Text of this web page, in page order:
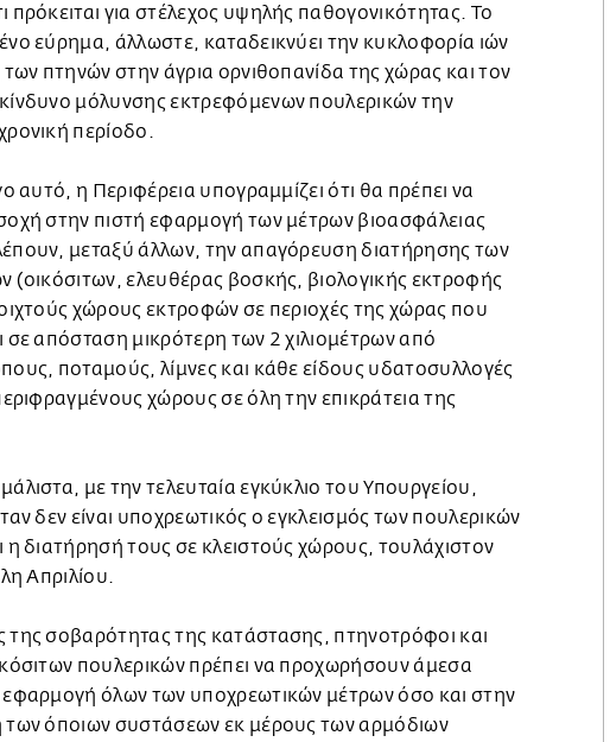
πρόκειται για στέλεχος υψηλής παθογονικότητας. Το
εύρημα, άλλωστε, καταδεικνύει την κυκλοφορία ιών
των πτηνών στην άγρια ορνιθοπανίδα της χώρας και τον
μόλυνσης εκτρεφόμενων πουλερικών την
περίοδο.
αυτό, η Περιφέρεια υπογραμμίζει ότι θα πρέπει να
στην πιστή εφαρμογή των μέτρων βιοασφάλειας
μεταξύ άλλων, την απαγόρευση διατήρησης των
(οικόσιτων, ελευθέρας βοσκής, βιολογικής εκτροφής
χώρους εκτροφών σε περιοχές της χώρας που
σε απόσταση μικρότερη των 2 χιλιομέτρων από
ποταμούς, λίμνες και κάθε είδους υδατοσυλλογές
χώρους σε όλη την επικράτεια της
με την τελευταία εγκύκλιο του Υπουργείου,
δεν είναι υποχρεωτικός ο εγκλεισμός των πουλερικών
η διατήρησή τους σε κλειστούς χώρους, τουλάχιστον
Απριλίου.
της σοβαρότητας της κατάστασης, πτηνοτρόφοι και
πουλερικών πρέπει να προχωρήσουν άμεσα
όλων των υποχρεωτικών μέτρων όσο και στην
των όποιων συστάσεων εκ μέρους των αρμόδιων